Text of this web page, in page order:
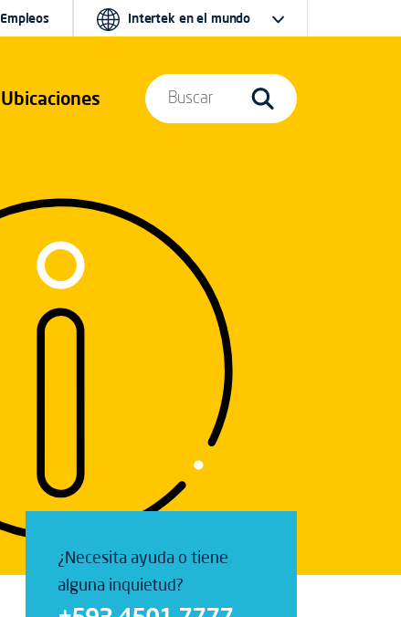
Ubicaciones
Empleos Intertek en el mundo
Buscar
¿Necesita ayuda o tiene
alguna inquietud?